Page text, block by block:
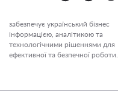
забезпечує український бізнес
інформацією, аналітикою та
технологічними рішеннями для
ефективної та безпечної роботи.